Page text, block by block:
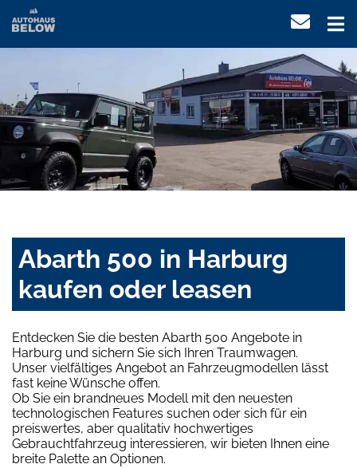
Abarth 500 in Harburg
kaufen oder leasen
Entdecken Sie die besten Abarth 500 Angebote in
Harburg und sichern Sie sich Ihren Traumwagen.
Unser vielfältiges Angebot an Fahrzeugmodellen lässt
fast keine Wünsche offen.
Ob Sie ein brandneues Modell mit den neuesten
technologischen Features suchen oder sich für ein
preiswertes, aber qualitativ hochwertiges
Gebrauchtfahrzeug interessieren, wir bieten Ihnen eine
breite Palette an Optionen.